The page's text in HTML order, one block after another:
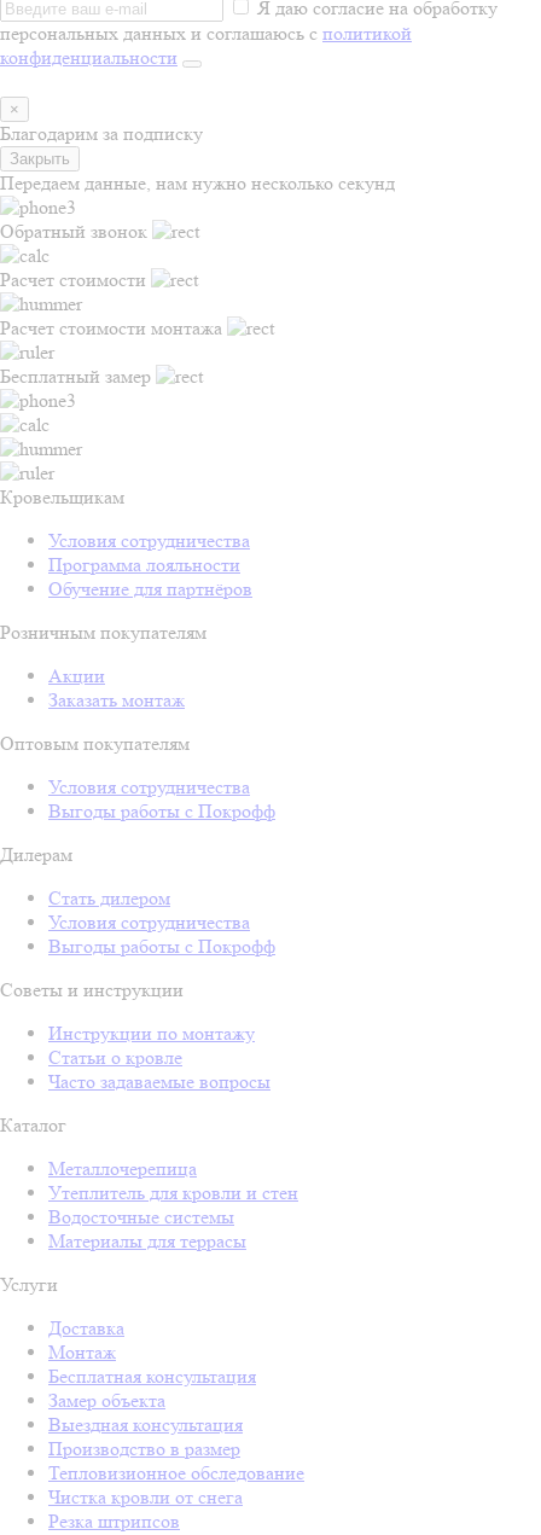
Я даю согласие на обработку
персональных данных и соглашаюсь с политикой
конфиденциальности
×
Благодарим за подписку
Закрыть
Передаем данные, нам нужно несколько секунд
Обратный звонок
Расчет стоимости
Расчет стоимости монтажа
Бесплатный замер
Кровельщикам
Условия сотрудничества
Программа лояльности
Обучение для партнёров
Розничным покупателям
Акции
Заказать монтаж
Оптовым покупателям
Условия сотрудничества
Выгоды работы с Покрофф
Дилерам
Стать дилером
Условия сотрудничества
Выгоды работы с Покрофф
Советы и инструкции
Инструкции по монтажу
Статьи о кровле
Часто задаваемые вопросы
Каталог
Металлочерепица
Утеплитель для кровли и стен
Водосточные системы
Материалы для террасы
Услуги
Доставка
Монтаж
Бесплатная консультация
Замер объекта
Выездная консультация
Производство в размер
Тепловизионное обследование
Чистка кровли от снега
Резка штрипсов